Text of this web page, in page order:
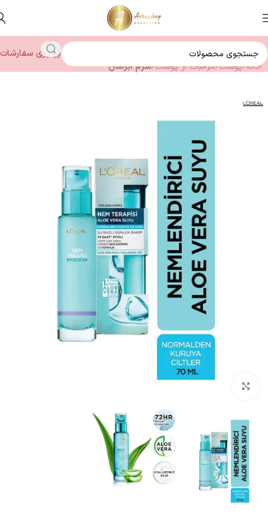
پیگیری سفارشات
خانه پوست مراقبت از پوست سرم آبرسان